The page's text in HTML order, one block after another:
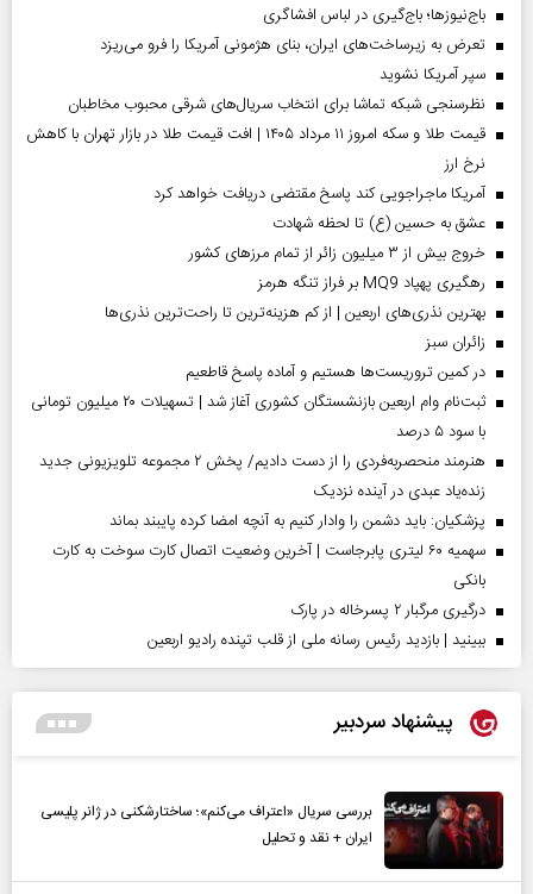
باج‌نیوزها؛ باج‌گیری در لباس افشاگری
تعرض به زیرساخت‌های ایران، بنای هژمونی آمریکا را فرو می‌ریزد
سپر آمریکا نشوید
نظرسنجی شبکه تماشا برای انتخاب سریال‌های شرقی محبوب مخاطبان
قیمت طلا و سکه امروز ۱۱ مرداد ۱۴۰۵ | افت قیمت طلا در بازار تهران با کاهش
نرخ ارز
آمریکا ماجراجویی کند پاسخ مقتضی دریافت خواهد کرد
عشق به حسین (ع) تا لحظه شهادت
خروج بیش از ۳ میلیون زائر از تمام مرز‌های کشور
رهگیری پهپاد MQ9 بر فراز تنگه هرمز
بهترین نذری‌های اربعین | از کم هزینه‌ترین تا راحت‌ترین نذری‌ها
‌زائران سبز
در کمین تروریست‌ها هستیم و آماده پاسخ قاطعیم
ثبت‌نام وام اربعین بازنشستگان کشوری آغاز شد | تسهیلات ۲۰ میلیون تومانی
با سود ۵ درصد
هنرمند منحصر‌به‌فردی را از دست دادیم/ پخش ۲ مجموعه تلویزیونی جدید
زنده‌یاد عبدی در آینده نزدیک
پزشکیان: باید دشمن را وادار کنیم به آنچه امضا کرده پایبند بماند
سهمیه ۶۰ لیتری پابرجاست | آخرین وضعیت اتصال کارت سوخت به کارت
بانکی
درگیری مرگبار ۲ پسرخاله در پارک
ببینید | بازدید رئیس رسانه ملی از قلب تپنده رادیو اربعین
پیشنهاد سردبیر
بررسی سریال «اعتراف می‌کنم»؛ ساختارشکنی در ژانر پلیسی
ایران + نقد و تحلیل